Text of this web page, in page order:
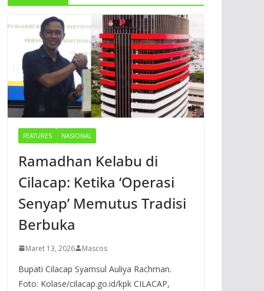
FEATURES NASIONAL
Ramadhan Kelabu di
Cilacap: Ketika ‘Operasi
Senyap’ Memutus Tradisi
Berbuka
Maret 13, 2026 Mascos
Bupati Cilacap Syamsul Auliya Rachman.
Foto: Kolase/cilacap.go.id/kpk CILACAP,